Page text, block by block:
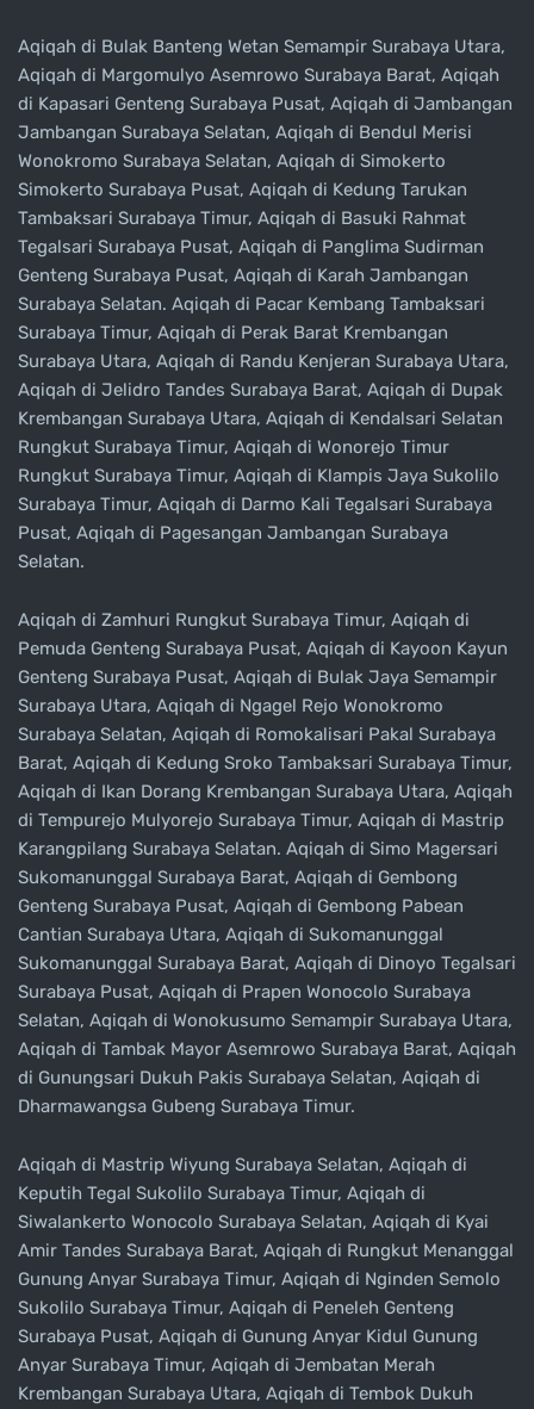
Aqiqah di Bulak Banteng Wetan Semampir Surabaya Utara,
Aqiqah di Margomulyo Asemrowo Surabaya Barat, Aqiqah
di Kapasari Genteng Surabaya Pusat, Aqiqah di Jambangan
Jambangan Surabaya Selatan, Aqiqah di Bendul Merisi
Wonokromo Surabaya Selatan, Aqiqah di Simokerto
Simokerto Surabaya Pusat, Aqiqah di Kedung Tarukan
Tambaksari Surabaya Timur, Aqiqah di Basuki Rahmat
Tegalsari Surabaya Pusat, Aqiqah di Panglima Sudirman
Genteng Surabaya Pusat, Aqiqah di Karah Jambangan
Surabaya Selatan. Aqiqah di Pacar Kembang Tambaksari
Surabaya Timur, Aqiqah di Perak Barat Krembangan
Surabaya Utara, Aqiqah di Randu Kenjeran Surabaya Utara,
Aqiqah di Jelidro Tandes Surabaya Barat, Aqiqah di Dupak
Krembangan Surabaya Utara, Aqiqah di Kendalsari Selatan
Rungkut Surabaya Timur, Aqiqah di Wonorejo Timur
Rungkut Surabaya Timur, Aqiqah di Klampis Jaya Sukolilo
Surabaya Timur, Aqiqah di Darmo Kali Tegalsari Surabaya
Pusat, Aqiqah di Pagesangan Jambangan Surabaya
Selatan.
Aqiqah di Zamhuri Rungkut Surabaya Timur, Aqiqah di
Pemuda Genteng Surabaya Pusat, Aqiqah di Kayoon Kayun
Genteng Surabaya Pusat, Aqiqah di Bulak Jaya Semampir
Surabaya Utara, Aqiqah di Ngagel Rejo Wonokromo
Surabaya Selatan, Aqiqah di Romokalisari Pakal Surabaya
Barat, Aqiqah di Kedung Sroko Tambaksari Surabaya Timur,
Aqiqah di Ikan Dorang Krembangan Surabaya Utara, Aqiqah
di Tempurejo Mulyorejo Surabaya Timur, Aqiqah di Mastrip
Karangpilang Surabaya Selatan. Aqiqah di Simo Magersari
Sukomanunggal Surabaya Barat, Aqiqah di Gembong
Genteng Surabaya Pusat, Aqiqah di Gembong Pabean
Cantian Surabaya Utara, Aqiqah di Sukomanunggal
Sukomanunggal Surabaya Barat, Aqiqah di Dinoyo Tegalsari
Surabaya Pusat, Aqiqah di Prapen Wonocolo Surabaya
Selatan, Aqiqah di Wonokusumo Semampir Surabaya Utara,
Aqiqah di Tambak Mayor Asemrowo Surabaya Barat, Aqiqah
di Gunungsari Dukuh Pakis Surabaya Selatan, Aqiqah di
Dharmawangsa Gubeng Surabaya Timur.
Aqiqah di Mastrip Wiyung Surabaya Selatan, Aqiqah di
Keputih Tegal Sukolilo Surabaya Timur, Aqiqah di
Siwalankerto Wonocolo Surabaya Selatan, Aqiqah di Kyai
Amir Tandes Surabaya Barat, Aqiqah di Rungkut Menanggal
Gunung Anyar Surabaya Timur, Aqiqah di Nginden Semolo
Sukolilo Surabaya Timur, Aqiqah di Peneleh Genteng
Surabaya Pusat, Aqiqah di Gunung Anyar Kidul Gunung
Anyar Surabaya Timur, Aqiqah di Jembatan Merah
Krembangan Surabaya Utara, Aqiqah di Tembok Dukuh